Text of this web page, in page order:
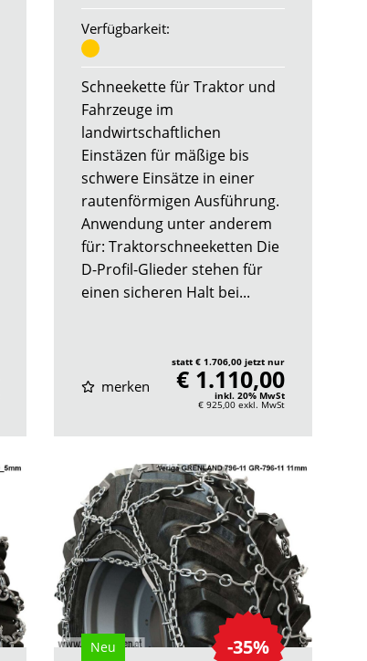
Verfügbarkeit:
Schneekette für Traktor und
Fahrzeuge im
landwirtschaftlichen
Einstäzen für mäßige bis
schwere Einsätze in einer
rautenförmigen Ausführung.
Anwendung unter anderem
für: Traktorschneeketten Die
D-Profil-Glieder stehen für
einen sicheren Halt bei...
merken
statt € 1.706,00 jetzt nur
€ 1.110,00
inkl. 20% MwSt
€ 925,00 exkl. MwSt
-35%
Neu